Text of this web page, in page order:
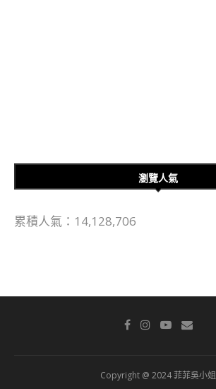
瀏覽人氣
累積人氣：14,128,706
Copyright @ 2024 菲菲吳小姐